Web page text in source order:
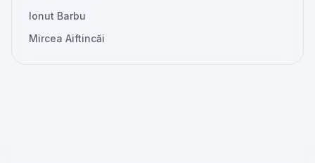
Ionut Barbu
Mircea Aiftincăi